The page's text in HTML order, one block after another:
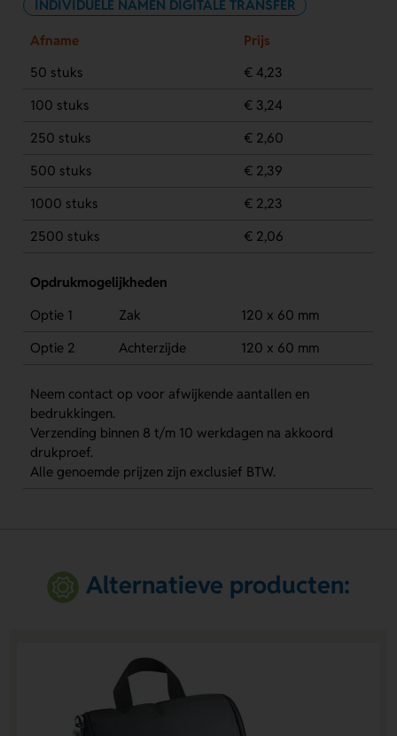
INDIVIDUELE NAMEN DIGITALE TRANSFER
Afname
Prijs
50 stuks
€ 4,23
100 stuks
€ 3,24
250 stuks
€ 2,60
500 stuks
€ 2,39
1000 stuks
€ 2,23
2500 stuks
€ 2,06
Opdrukmogelijkheden
Optie 1
Zak
120 x 60 mm
Optie 2
Achterzijde 120 x 60 mm
Neem contact op voor afwijkende aantallen en
bedrukkingen.
Verzending binnen 8 t/m 10 werkdagen na akkoord
drukproef.
Alle genoemde prijzen zijn exclusief BTW.
Alternatieve producten: